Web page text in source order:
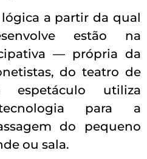
a partir da qual
estão na
— própria da
do teatro de
utiliza
para a
do pequeno
ou sala.